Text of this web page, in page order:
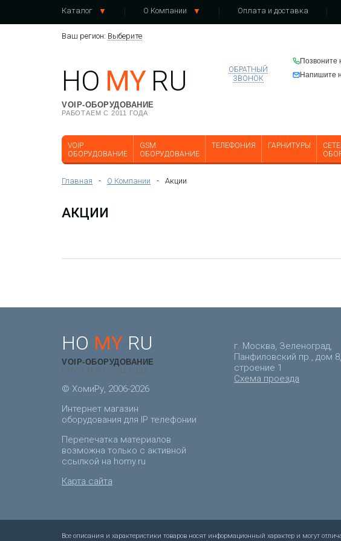
Каталог О Компании Оплата и доставка
Ваш регион: Выберите
HO MY RU
VOIP-ОБОРУДОВАНИЕ
РАБОТАЕМ С 2011 ГОДА
Позвоните
Напишите
ОБРАТНЫЙ
ЗВОНОК
VOIP
ОБОРУДОВАНИЕ
GSM
ОБОРУДОВАНИЕ
ТЕЛЕФОНИЯ ГАРНИТУРЫ
Главная - О Компании - Акции
АКЦИИ
HO MY RU
VOIP-ОБОРУДОВАНИЕ
РАБОТАЕМ С 2011 ГОДА
© ХомиРу, 2006-2026
Интернет магазин
оборудования для IP телефонии
Перепечатка материалов
возможна только с активной
ссылкой на homy.ru
Карта сайта
г. Москва, Зеленоград,
Панфиловский пр., дом 8,
строение 1
Схема проезда
Все описания и характеристики товаров носят информационный характер и могут